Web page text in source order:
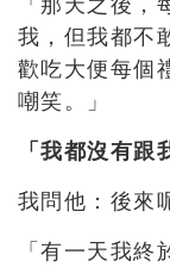
我，但我都不
歡吃大便每個
嘲笑。」
「我都沒有跟
我問他：後來
「有一天我